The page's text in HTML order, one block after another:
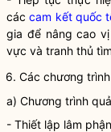
cáccam kết quốc
gia để nâng cao
vực và tranh thủ
6. Các chương
a) Chương trình
- Thiết lập lâm phận